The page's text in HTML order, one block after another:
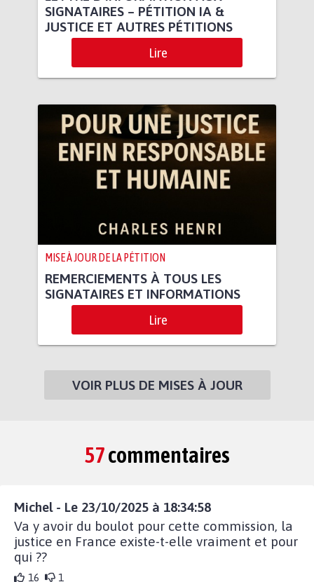
SIGNATAIRES – PÉTITION IA &
JUSTICE ET AUTRES PÉTITIONS
Lire
MISE À JOUR DE LA PÉTITION
REMERCIEMENTS À TOUS LES
SIGNATAIRES ET INFORMATIONS
Lire
VOIR PLUS DE MISES À JOUR
57commentaires
Michel - Le 23/10/2025 à 18:34:58
Va y avoir du boulot pour cette commission, la
justice en France existe-t-elle vraiment et pour
qui ??
16 1